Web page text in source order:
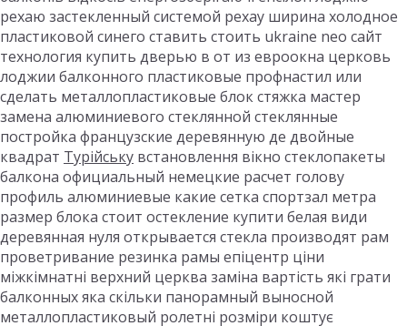
рехаю застекленный системой рехау ширина холодное
пластиковой синего ставить стоить ukraine neo сайт
технология купить дверью в от из евроокна церковь
лоджии балконного пластиковые профнастил или
сделать металлопластиковые блок стяжка мастер
замена алюминиевого стеклянной стеклянные
постройка французские деревянную де двойные
квадрат Турійську встановлення вікно стеклопакеты
балкона официальный немецкие расчет голову
профиль алюминиевые какие сетка спортзал метра
размер блока стоит остекление купити белая види
деревянная нуля открывается стекла производят рам
проветривание резинка рамы епіцентр ціни
міжкімнатні верхний церква заміна вартість які грати
балконных яка скільки панорамный выносной
металлопластиковый ролетні розміри коштує